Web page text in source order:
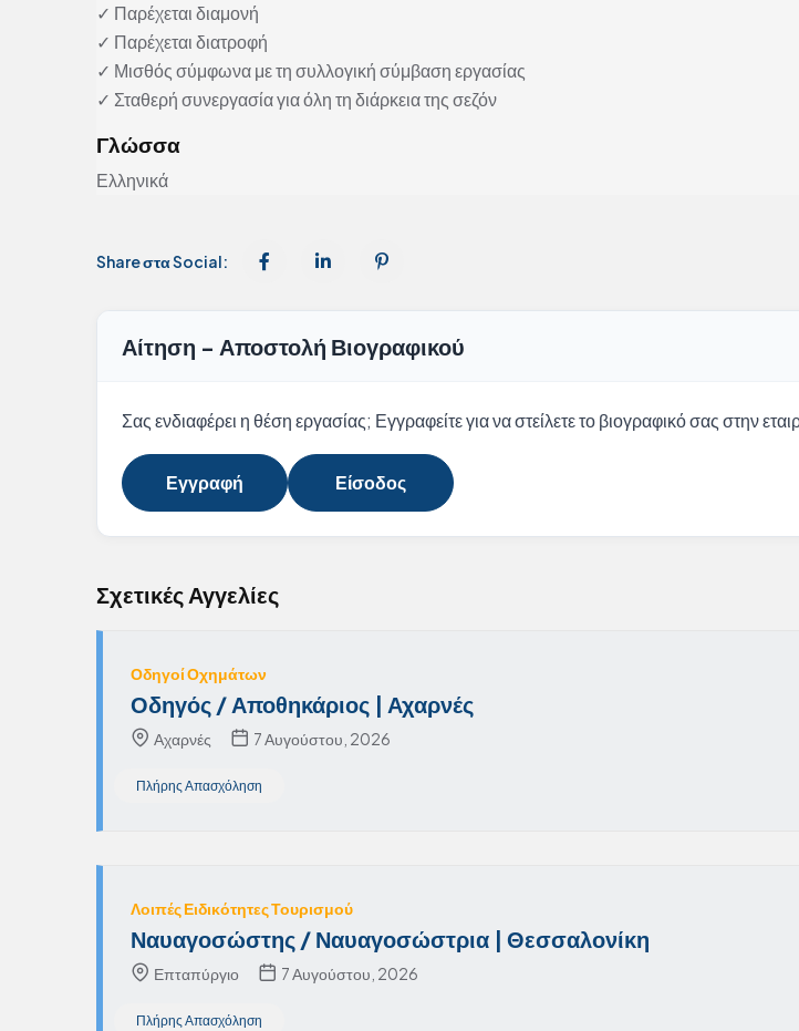
✓ Παρέχεται διαμονή
✓ Παρέχεται διατροφή
✓ Μισθός σύμφωνα με τη συλλογική σύμβαση εργασίας
✓ Σταθερή συνεργασία για όλη τη διάρκεια της σεζόν
Γλώσσα
Ελληνικά
Share στα Social:
Αίτηση - Αποστολή Βιογραφικού
Σας ενδιαφέρει η θέση εργασίας; Εγγραφείτε για να στείλετε το βιογραφικό σας στην
Εγγραφή Είσοδος
Σχετικές Αγγελίες
Οδηγοί Οχημάτων
Οδηγός / Αποθηκάριος | Αχαρνές
Αχαρνές 7 Αυγούστου, 2026
Πλήρης Απασχόληση
Λοιπές Ειδικότητες Τουρισμού
Ναυαγοσώστης / Ναυαγοσώστρια | Θεσσαλονίκη
Επταπύργιο 7 Αυγούστου, 2026
Πλήρης Απασχόληση